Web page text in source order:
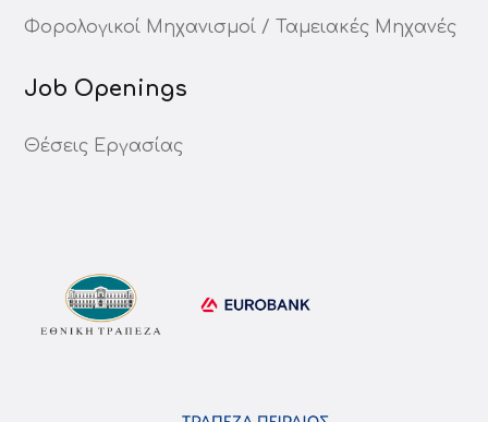
Φορολογικοί Μηχανισμοί / Ταμειακές Μηχανές
Job Openings
Θέσεις Εργασίας